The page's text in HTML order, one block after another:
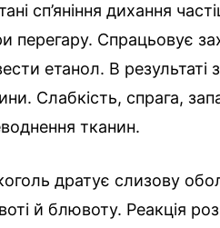
сп’яніння дихання
перегару. Спрацьовує
етанол. В
Слабкість, спрага,
тканин.
дратує слизову
й блювоту. Реакція